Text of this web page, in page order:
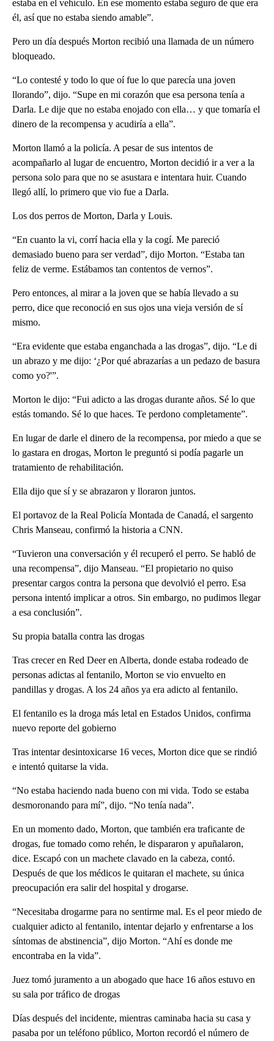
estaba en el vehículo. En ese momento estaba seguro de que era
él, así que no estaba siendo amable”.
Pero un día después Morton recibió una llamada de un número
bloqueado.
“Lo contesté y todo lo que oí fue lo que parecía una joven
llorando”, dijo. “Supe en mi corazón que esa persona tenía a
Darla. Le dije que no estaba enojado con ella… y que tomaría el
dinero de la recompensa y acudiría a ella”.
Morton llamó a la policía. A pesar de sus intentos de
acompañarlo al lugar de encuentro, Morton decidió ir a ver a la
persona solo para que no se asustara e intentara huir. Cuando
llegó allí, lo primero que vio fue a Darla.
Los dos perros de Morton, Darla y Louis.
“En cuanto la vi, corrí hacia ella y la cogí. Me pareció
demasiado bueno para ser verdad”, dijo Morton. “Estaba tan
feliz de verme. Estábamos tan contentos de vernos”.
Pero entonces, al mirar a la joven que se había llevado a su
perro, dice que reconoció en sus ojos una vieja versión de sí
mismo.
“Era evidente que estaba enganchada a las drogas”, dijo. “Le di
un abrazo y me dijo: ‘¿Por qué abrazarías a un pedazo de basura
como yo?'”.
Morton le dijo: “Fui adicto a las drogas durante años. Sé lo que
estás tomando. Sé lo que haces. Te perdono completamente”.
En lugar de darle el dinero de la recompensa, por miedo a que se
lo gastara en drogas, Morton le preguntó si podía pagarle un
tratamiento de rehabilitación.
Ella dijo que sí y se abrazaron y lloraron juntos.
El portavoz de la Real Policía Montada de Canadá, el sargento
Chris Manseau, confirmó la historia a CNN.
“Tuvieron una conversación y él recuperó el perro. Se habló de
una recompensa”, dijo Manseau. “El propietario no quiso
presentar cargos contra la persona que devolvió el perro. Esa
persona intentó implicar a otros. Sin embargo, no pudimos llegar
a esa conclusión”.
Su propia batalla contra las drogas
Tras crecer en Red Deer en Alberta, donde estaba rodeado de
personas adictas al fentanilo, Morton se vio envuelto en
pandillas y drogas. A los 24 años ya era adicto al fentanilo.
El fentanilo es la droga más letal en Estados Unidos, confirma
nuevo reporte del gobierno
Tras intentar desintoxicarse 16 veces, Morton dice que se rindió
e intentó quitarse la vida.
“No estaba haciendo nada bueno con mi vida. Todo se estaba
desmoronando para mí”, dijo. “No tenía nada”.
En un momento dado, Morton, que también era traficante de
drogas, fue tomado como rehén, le dispararon y apuñalaron,
dice. Escapó con un machete clavado en la cabeza, contó.
Después de que los médicos le quitaran el machete, su única
preocupación era salir del hospital y drogarse.
“Necesitaba drogarme para no sentirme mal. Es el peor miedo de
cualquier adicto al fentanilo, intentar dejarlo y enfrentarse a los
síntomas de abstinencia”, dijo Morton. “Ahí es donde me
encontraba en la vida”.
Juez tomó juramento a un abogado que hace 16 años estuvo en
su sala por tráfico de drogas
Días después del incidente, mientras caminaba hacia su casa y
pasaba por un teléfono público, Morton recordó el número de